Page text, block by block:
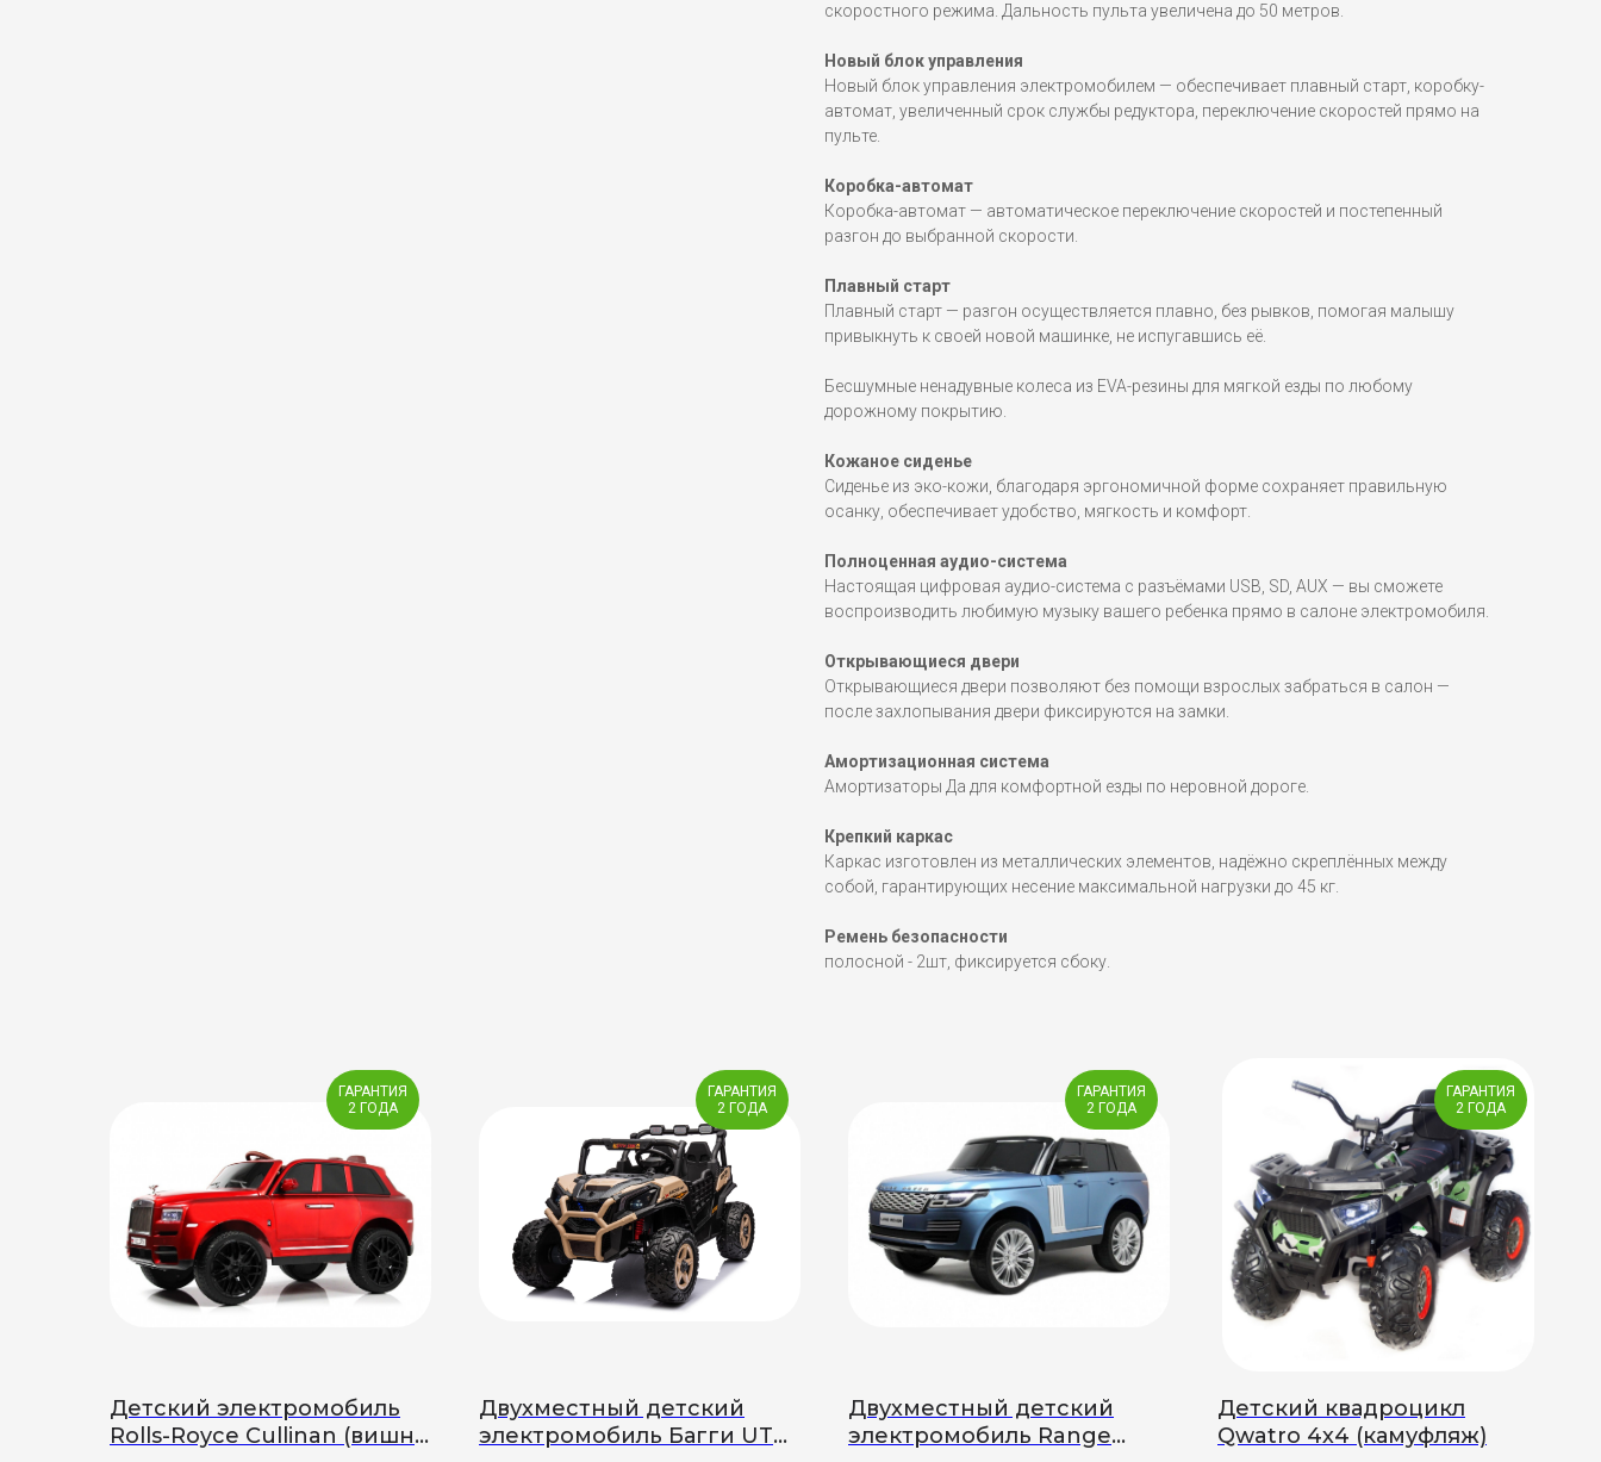
скоростного режима. Дальность пульта увеличена до 50 метров.
Новый блок управления
Новый блок управления электромобилем — обеспечивает плавный старт, коробку-
автомат, увеличенный срок службы редуктора, переключение скоростей прямо на
пульте.
Коробка-автомат
Коробка-автомат — автоматическое переключение скоростей и постепенный
разгон до выбранной скорости.
Плавный старт
Плавный старт — разгон осуществляется плавно, без рывков, помогая малышу
привыкнуть к своей новой машинке, не испугавшись её.
Бесшумные ненадувные колеса из EVA-резины для мягкой езды по любому
дорожному покрытию.
Кожаное сиденье
Сиденье из эко-кожи, благодаря эргономичной форме сохраняет правильную
осанку, обеспечивает удобство, мягкость и комфорт.
Полноценная аудио-система
Настоящая цифровая аудио-система с разъёмами USB, SD, AUX — вы сможете
воспроизводить любимую музыку вашего ребенка прямо в салоне электромобиля.
Открывающиеся двери
Открывающиеся двери позволяют без помощи взрослых забраться в салон —
после захлопывания двери фиксируются на замки.
Амортизационная система
Амортизаторы Да для комфортной езды по неровной дороге.
Крепкий каркас
Каркас изготовлен из металлических элементов, надёжно скреплённых между
собой, гарантирующих несение максимальной нагрузки до 45 кг.
Ремень безопасности
полосной - 2шт, фиксируется сбоку.
ГАРАНТИЯ
2 ГОДА
Детский электромобиль
Rolls-Royce Cullinan (вишня
ГАРАНТИЯ
2 ГОДА
Двухместный детский
электромобиль Багги UTV
ГАРАНТИЯ
2 ГОДА
Двухместный детский
электромобиль Range
ГАРАНТИЯ
2 ГОДА
Детский квадроцикл
Qwatro 4х4 (камуфляж)